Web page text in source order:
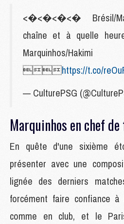
<�<�<�<� Brésil/
chaîne et à quelle
https://t.co/
— CulturePSG
Marquinhos en chef
En quête d'une sixième
présenter avec une
lignée des derniers
forcément faire confiance à
comme en club, et le